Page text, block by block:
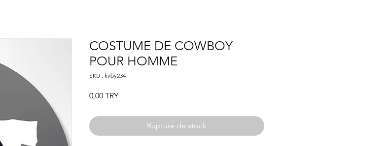
COSTUME DE COWBOY
POUR HOMME
SKU : kvby234
0,00 TRYPrix
Rupture de stock